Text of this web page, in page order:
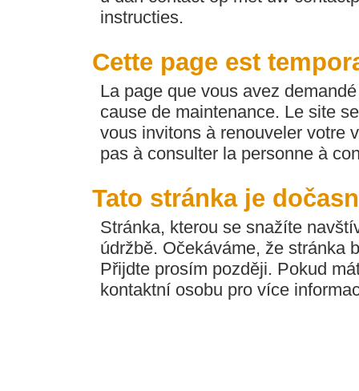
instructies.
Cette page est
La page que vous avez
cause de maintenance. Le site
vous invitons à renouveler votre
pas à consulter la personne à
Tato stránka je
Stránka, kterou se snažíte
údržbě. Očekáváme, že stránka
Přijdte prosím později. Pokud
kontaktní osobu pro více